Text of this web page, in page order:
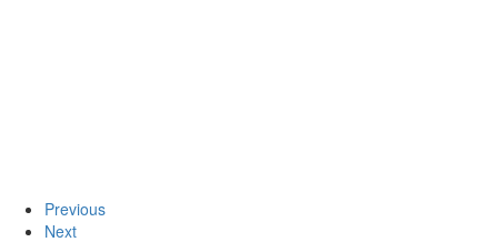
Previous
Next